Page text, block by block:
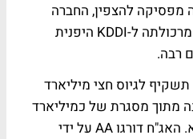
מפסיקה להצפין, החברה
התחילה למכור סופסוף את מרכולתה ל-KDDI היפנית
רבה.
לגיוס חצי מיליארד
מתוך מסגרת של כמיליארד
שקל, שתתקיים בשבוע הבא. האג"ח דורגו AA על ידי